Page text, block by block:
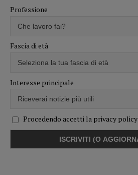
Professione
Fascia di età
Interesse principale
Procedendo accetti la privacy policy